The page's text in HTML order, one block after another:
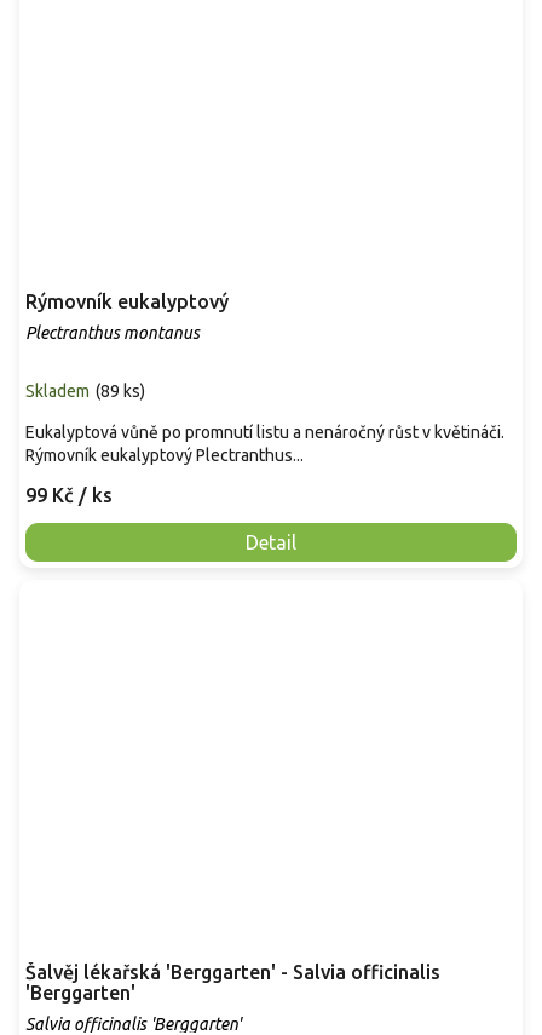
Rýmovník eukalyptový
Plectranthus montanus
Skladem (89 ks)
99 Kč / ks
Detail
Eukalyptová vůně po promnutí listu a nenáročný růst v květináči.
Rýmovník eukalyptový Plectranthus...
Šalvěj lékařská 'Berggarten' - Salvia officinalis
'Berggarten'
Salvia officinalis 'Berggarten'